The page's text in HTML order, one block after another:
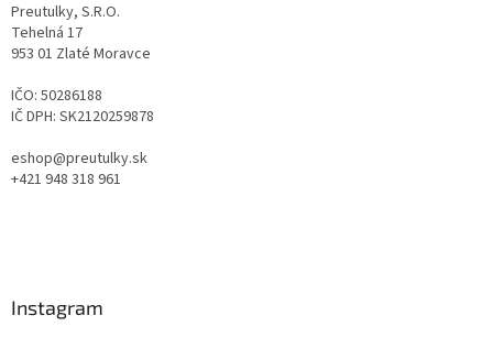
Preutulky, S.R.O.
Tehelná 17
953 01 Zlaté Moravce
IČO: 50286188
IČ DPH: SK2120259878
eshop@preutulky.sk
+421 948 318 961
Instagram